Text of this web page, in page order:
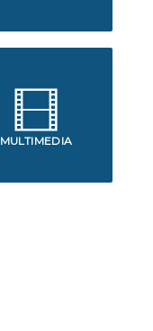
MULTIMEDIA